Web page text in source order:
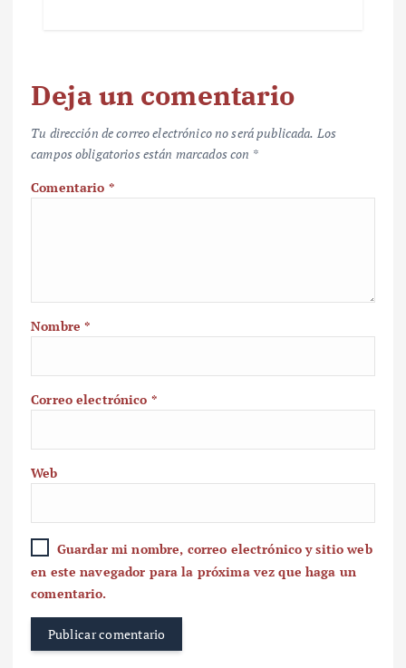
Deja un comentario
Tu dirección de correo electrónico no será publicada. Los
campos obligatorios están marcados con *
Comentario *
Nombre*
Correo electrónico *
Web
Guardar mi nombre, correo electrónico y sitio web
en este navegador para la próxima vez que haga un
comentario.